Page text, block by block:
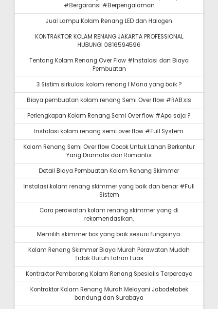
#Bergaransi #Berpengalaman
Jual Lampu Kolam Renang LED dan Halogen
KONTRAKTOR KOLAM RENANG JAKARTA PROFESSIONAL
HUBUNGI 0816594596
Tentang Kolam Renang Over Flow #Instalasi dan Biaya
Pembuatan
3 Sistim sirkulasi kolam renang I Mana yang baik ?
Biaya pembuatan kolam renang Semi Over flow #RAB.xls
Perlengkapan Kolam Renang Semi Over flow #Apa saja ?
Instalasi kolam renang semi over flow #Full System.
Kolam Renang Semi Over flow Cocok Untuk Lahan Berkontur
Yang Dramatis dan Romantis
Detail Biaya Pembuatan Kolam Renang Skimmer
Instalasi kolam renang skimmer yang baik dan benar #Full
Sistem
Cara perawatan kolam renang skimmer yang di
rekomendasikan.
Memilih skimmer box yang baik sesuai fungsinya.
Kolam Renang Skimmer Biaya Murah Perawatan Mudah
Tidak Butuh Lahan Luas
Kontraktor Pemborong Kolam Renang Spesialis Terpercaya
Kontraktor Kolam Renang Murah Melayani Jabodetabek
bandung dan Surabaya